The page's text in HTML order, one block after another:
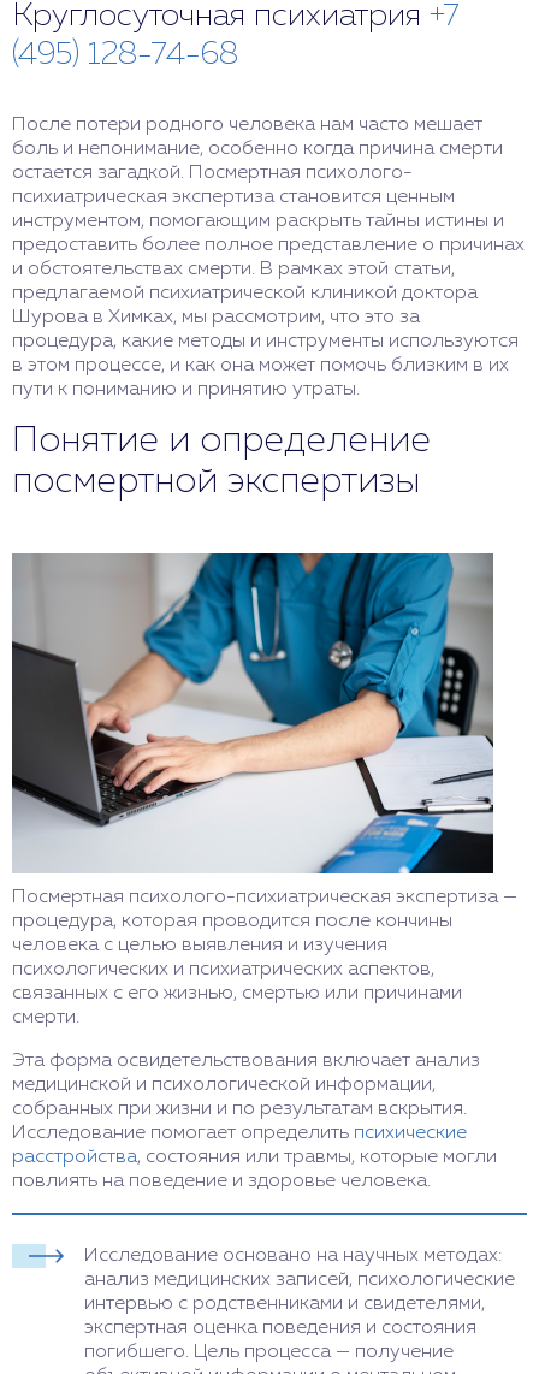
Круглосуточная психиатрия +7
(495) 128-74-68
После потери родного человека нам часто мешает
боль и непонимание, особенно когда причина смерти
остается загадкой. Посмертная психолого-
психиатрическая экспертиза становится ценным
инструментом, помогающим раскрыть тайны истины и
предоставить более полное представление о причинах
и обстоятельствах смерти. В рамках этой статьи,
предлагаемой психиатрической клиникой доктора
Шурова в Химках, мы рассмотрим, что это за
процедура, какие методы и инструменты используются
в этом процессе, и как она может помочь близким в их
пути к пониманию и принятию утраты.
Понятие и определение
посмертной экспертизы
Посмертная психолого-психиатрическая экспертиза —
процедура, которая проводится после кончины
человека с целью выявления и изучения
психологических и психиатрических аспектов,
связанных с его жизнью, смертью или причинами
смерти.
Эта форма освидетельствования включает анализ
медицинской и психологической информации,
собранных при жизни и по результатам вскрытия.
Исследование помогает определить психические
расстройства, состояния или травмы, которые могли
повлиять на поведение и здоровье человека.
Исследование основано на научных методах:
анализ медицинских записей, психологические
интервью с родственниками и свидетелями,
экспертная оценка поведения и состояния
погибшего. Цель процесса — получение